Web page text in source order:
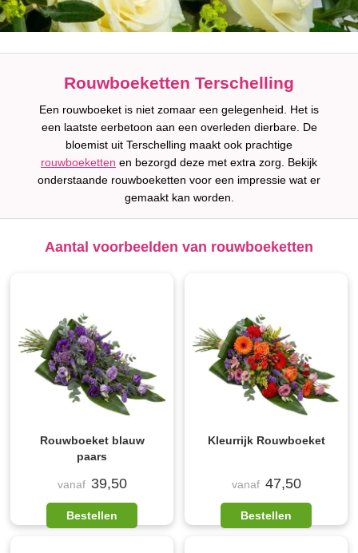
Rouwboeketten Terschelling
Een rouwboeket is niet zomaar een gelegenheid. Het is
een laatste eerbetoon aan een overleden dierbare. De
bloemist uit Terschelling maakt ook prachtige
rouwboeketten en bezorgd deze met extra zorg. Bekijk
onderstaande rouwboeketten voor een impressie wat er
gemaakt kan worden.
Aantal voorbeelden van rouwboeketten
Rouwboeket blauw
paars
vanaf 39,50
Bestellen
Kleurrijk Rouwboeket
vanaf 47,50
Bestellen